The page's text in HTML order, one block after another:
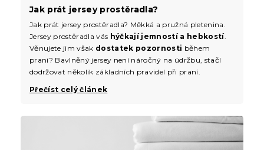
Jak prát jersey prostěradla?
Jak prát jersey prostěradla? Měkká a pružná pletenina.
Jersey prostěradla vás hýčkají jemností a hebkostí.
Věnujete jim však dostatek pozornosti během
praní? Bavlněný jersey není náročný na údržbu, stačí
dodržovat několik základních pravidel při praní.
Přečíst celý článek